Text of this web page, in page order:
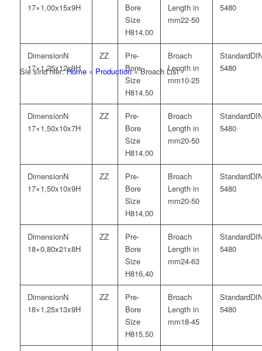
Sie sind hier:Home» Production»Broach List
17×1,00x15x9H
14,00
22-50
5480
N
17×1,25x12x9H
14,50
10-25
5480
N
17×1,50x10x7H
14,00
20-50
5480
N
17×1,50x10x9H
14,00
20-50
5480
N
18×0,80x21x8H
16,40
24-63
5480
N
18×1,25x13x9H
15,50
18-45
5480